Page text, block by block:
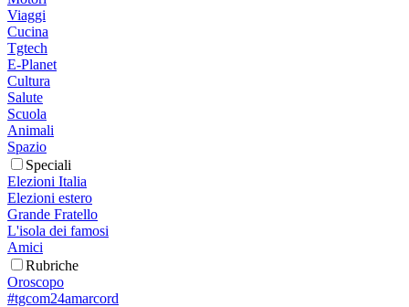
Viaggi
Cucina
Tgtech
E-Planet
Cultura
Salute
Scuola
Animali
Spazio
Speciali
Elezioni Italia
Elezioni estero
Grande Fratello
L'isola dei famosi
Amici
Rubriche
Oroscopo
#tgcom24amarcord